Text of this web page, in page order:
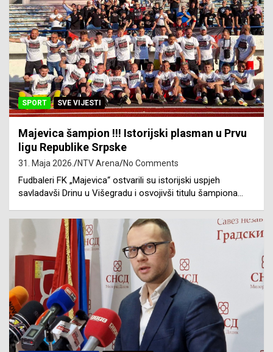
SPORT SVE VIJESTI
Majevica šampion !!! Istorijski plasman u Prvu
ligu Republike Srpske
31. Maja 2026. NTV Arena No Comments
Fudbaleri FK „Majevica“ ostvarili su istorijski uspjeh
savladavši Drinu u Višegradu i osvojivši titulu šampiona…